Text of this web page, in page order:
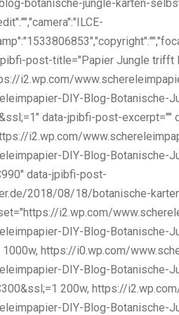
botanische-jungle-karten-
post-title="Papier Jungle trifft
i2.wp.com/
DIY-Blog-Botanische-
data-jpibfi-post-excerpt=""
i2.wp.com/
DIY-Blog-Botanische-
data-jpibfi-post-
2018/08/18/botanische-
i2.wp.com/
DIY-Blog-Botanische-
https://i0.wp.com/
DIY-Blog-Botanische-
200w, https://
DIY-Blog-Botanische-